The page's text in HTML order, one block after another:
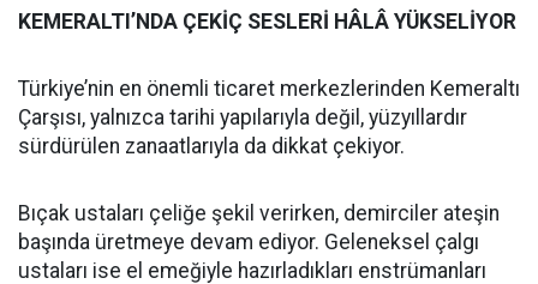
KEMERALTI’NDA ÇEKİÇ SESLERİ HÂLÂ YÜKSELİYOR
Türkiye’nin en önemli ticaret merkezlerinden Kemeraltı
Çarşısı, yalnızca tarihi yapılarıyla değil, yüzyıllardır
sürdürülen zanaatlarıyla da dikkat çekiyor.
Bıçak ustaları çeliğe şekil verirken, demirciler ateşin
başında üretmeye devam ediyor. Geleneksel çalgı
ustaları ise el emeğiyle hazırladıkları enstrümanları